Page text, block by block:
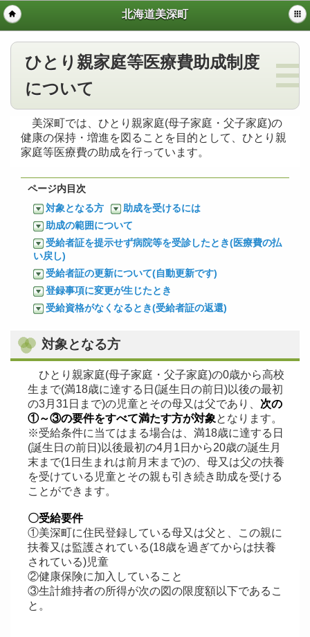
北海道美深町
ひとり親家庭等医療費助成制度
について
美深町では、ひとり親家庭(母子家庭・父子家庭)の
健康の保持・増進を図ることを目的として、ひとり親
家庭等医療費の助成を行っています。
ページ内目次
対象となる方
助成を受けるには
助成の範囲について
受給者証を提示せず病院等を受診したとき(医療費の払
い戻し)
受給者証の更新について(自動更新です)
登録事項に変更が生じたとき
受給資格がなくなるとき(受給者証の返還)
対象となる方
ひとり親家庭(母子家庭・父子家庭)の0歳から高校
生まで(満18歳に達する日(誕生日の前日)以後の最初
の3月31日まで)の児童とその母又は父であり、 次の
①～③の要件をすべて満たす方が対象となります。
※受給条件に当てはまる場合は、満18歳に達する日
(誕生日の前日)以後最初の4月1日から20歳の誕生月
末まで(1日生まれは前月末まで)の、母又は父の扶養
を受けている児童とその親も引き続き助成を受ける
ことができます。
〇受給要件
①美深町に住民登録している母又は父と、この親に
扶養又は監護されている(18歳を過ぎてからは扶養
されている)児童
②健康保険に加入していること
③生計維持者の所得が次の図の限度額以下であるこ
と。